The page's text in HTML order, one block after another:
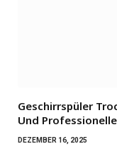
Geschirrspüler
Und
DEZEMBER 16, 2025